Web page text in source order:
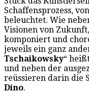
Schaffensprozess,
beleuchtet. Wie
Visionen von
komponiert und
jeweils ein ganz
Tschaikowsky“
und neben der
reüssieren darin die
Dino.